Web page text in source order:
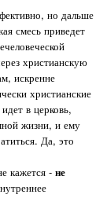
но дальше
смесь приведет
христианскую
искренне
христианские
в церковь,
жизни, и ему
Да, это
кажется - не